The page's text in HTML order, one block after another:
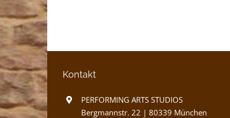
Kontakt
PERFORMING ARTS STUDIOS
Bergmannstr. 22 | 80339 München